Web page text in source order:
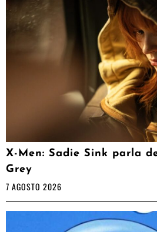
X-Men: Sadie Sink parla
Grey
7 AGOSTO 2026